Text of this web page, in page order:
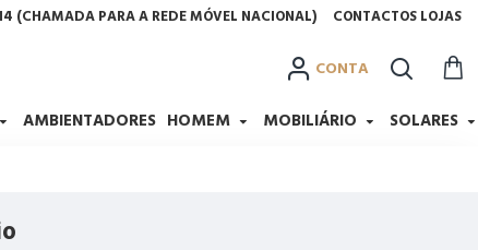
(CHAMADA PARA A REDE MÓVEL NACIONAL) CONTACTOS LOJAS
AMBIENTADORES HOMEM MOBILIÁRIO SOLARES
CONTA